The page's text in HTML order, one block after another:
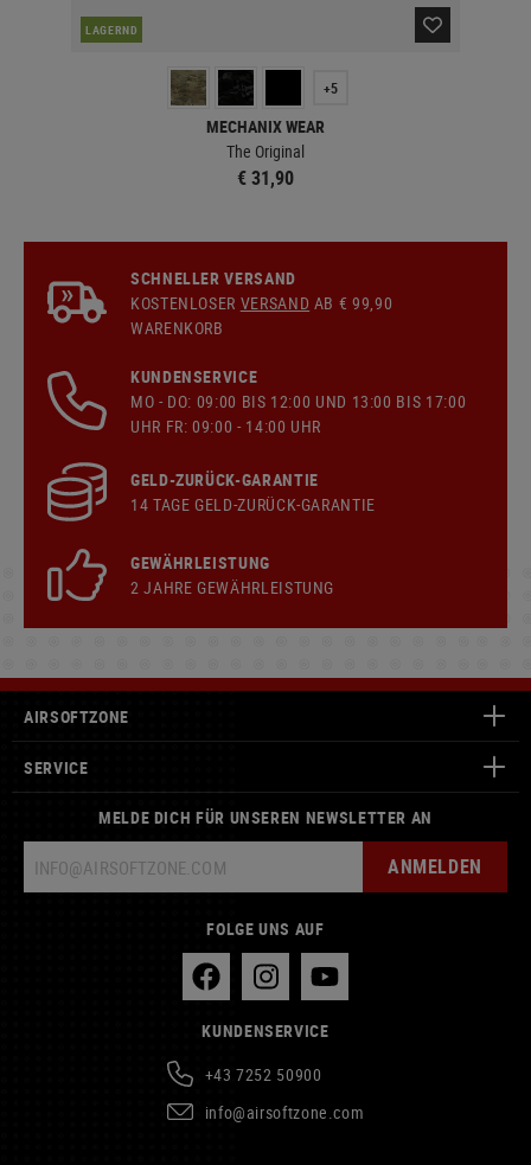
LAGERND
+5
MECHANIX WEAR
The Original
€ 31,90
SCHNELLER VERSAND
KOSTENLOSER VERSAND AB € 99,90
WARENKORB
KUNDENSERVICE
MO - DO: 09:00 BIS 12:00 UND 13:00 BIS 17:00
UHR FR: 09:00 - 14:00 UHR
GELD-ZURÜCK-GARANTIE
14 TAGE GELD-ZURÜCK-GARANTIE
GEWÄHRLEISTUNG
2 JAHRE GEWÄHRLEISTUNG
AIRSOFTZONE
SERVICE
MELDE DICH FÜR UNSEREN NEWSLETTER AN
ANMELDEN
FOLGE UNS AUF
KUNDENSERVICE
+43 7252 50900
info@airsoftzone.com